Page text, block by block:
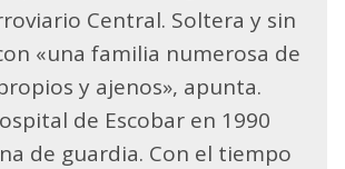
Central. Soltera y sin
«una familia numerosa de
y ajenos», apunta.
de Escobar en 1990
de guardia. Con el tiempo